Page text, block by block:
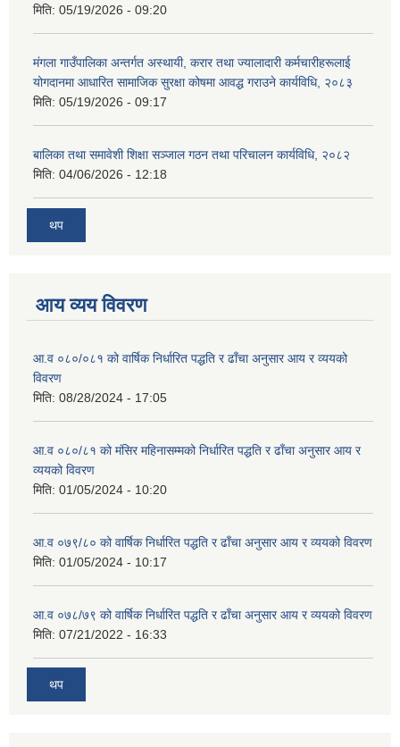
मिति: 05/19/2026 - 09:20
मंगला गाउँपालिका अन्तर्गत अस्थायी, करार तथा ज्यालादारी कर्मचारीहरूलाई
योगदानमा आधारित सामाजिक सुरक्षा कोषमा आवद्ध गराउने कार्यविधि, २०८३
मिति: 05/19/2026 - 09:17
बालिका तथा समावेशी शिक्षा सञ्जाल गठन तथा परिचालन कार्यविधि, २०८२
मिति: 04/06/2026 - 12:18
थप
आय व्यय विवरण
आ.व ०८०/०८१ को वार्षिक निर्धारित पद्धति र ढाँचा अनुसार आय र व्ययको
विवरण
मिति: 08/28/2024 - 17:05
आ.व ०८०/८१ को मंसिर महिनासम्मको निर्धारित पद्धति र ढाँचा अनुसार आय र
व्ययको विवरण
मिति: 01/05/2024 - 10:20
आ.व ०७९/८० को वार्षिक निर्धारित पद्धति र ढाँचा अनुसार आय र व्ययको विवरण
मिति: 01/05/2024 - 10:17
आ.व ०७८/७९ को वार्षिक निर्धारित पद्धति र ढाँचा अनुसार आय र व्ययको विवरण
मिति: 07/21/2022 - 16:33
थप